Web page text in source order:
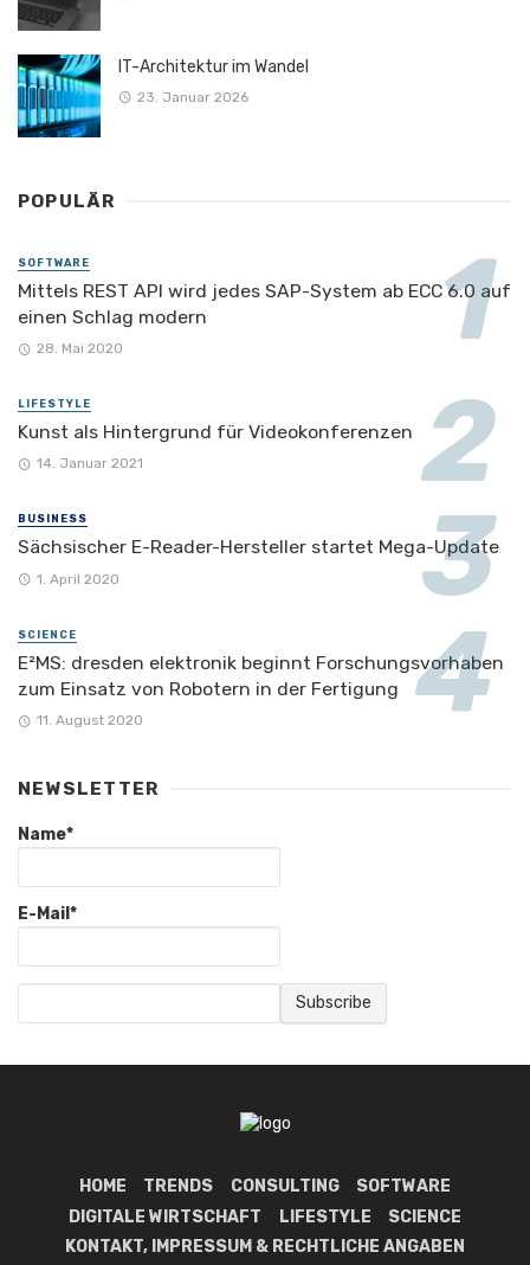
IT-Architektur im Wandel
23. Januar 2026
POPULÄR
SOFTWARE
Mittels REST API wird jedes SAP-System ab ECC 6.0 auf
einen Schlag modern
28. Mai 2020
LIFESTYLE
Kunst als Hintergrund für Videokonferenzen
14. Januar 2021
BUSINESS
Sächsischer E-Reader-Hersteller startet Mega-Update
1. April 2020
SCIENCE
E²MS: dresden elektronik beginnt Forschungsvorhaben
zum Einsatz von Robotern in der Fertigung
11. August 2020
NEWSLETTER
Name*
E-Mail*
HOME TRENDS CONSULTING
SOFTWARE
DIGITALE WIRTSCHAFT
LIFESTYLE
SCIENCE
KONTAKT, IMPRESSUM & RECHTLICHE ANGABEN